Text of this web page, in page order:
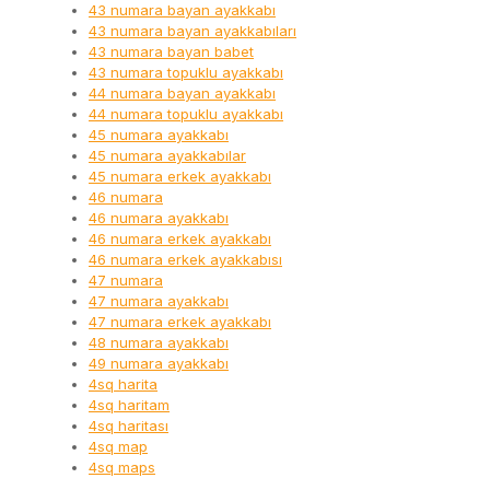
43 numara bayan ayakkabı
43 numara bayan ayakkabıları
43 numara bayan babet
43 numara topuklu ayakkabı
44 numara bayan ayakkabı
44 numara topuklu ayakkabı
45 numara ayakkabı
45 numara ayakkabılar
45 numara erkek ayakkabı
46 numara
46 numara ayakkabı
46 numara erkek ayakkabı
46 numara erkek ayakkabısı
47 numara
47 numara ayakkabı
47 numara erkek ayakkabı
48 numara ayakkabı
49 numara ayakkabı
4sq harita
4sq haritam
4sq haritası
4sq map
4sq maps